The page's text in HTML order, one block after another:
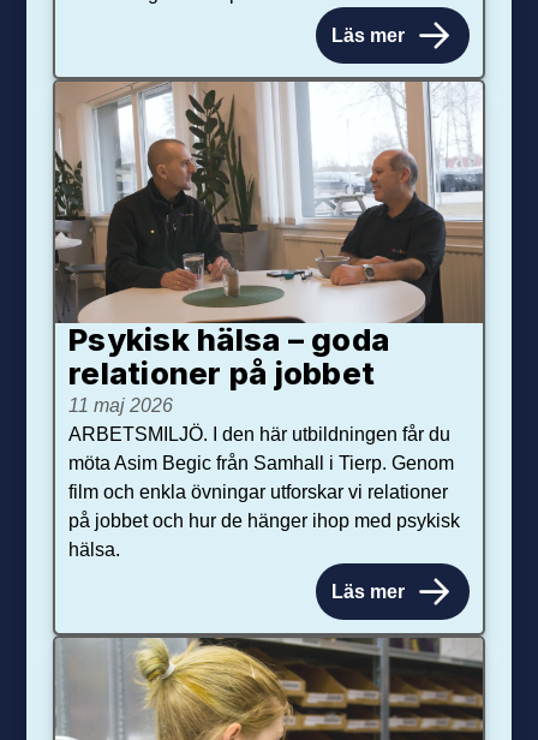
Läs mer
Psykisk hälsa – goda
relationer på jobbet
11 maj 2026
ARBETSMILJÖ. I den här utbildningen får du
möta Asim Begic från Samhall i Tierp. Genom
film och enkla övningar utforskar vi relationer
på jobbet och hur de hänger ihop med psykisk
hälsa.
Läs mer